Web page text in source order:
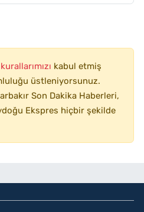
kabul etmiş
üstleniyorsunuz.
Son Dakika Haberleri,
Ekspres hiçbir şekilde